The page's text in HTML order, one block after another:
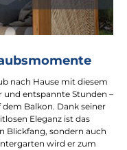
nach Hause mit diesem
und entspannte Stunden –
dem Balkon. Dank seiner
Eleganz ist das
Blickfang, sondern auch
wird er zum